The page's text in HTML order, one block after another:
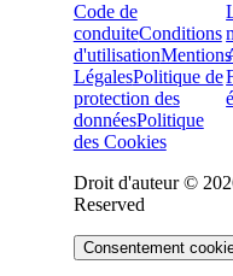
Code de
conduiteConditions
d'utilisationMentions
LégalesPolitique de
protection des
donnéesPolitique
des Cookies
Droit d'auteur ©
Reserved
Consentement